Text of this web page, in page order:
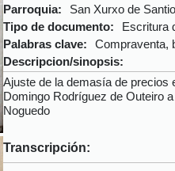
Parroquia:
San Xurxo de
Tipo de documento:
Escritura
Palabras clave:
Compraventa,
Descripcion/sinopsis:
Ajuste de la demasía de precios
Domingo Rodríguez de Outeiro
Noguedo
Transcripción: